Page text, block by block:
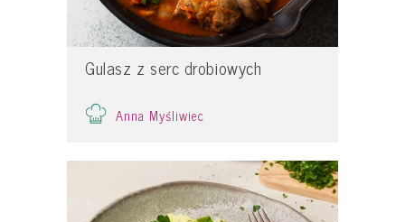
Gulasz z serc drobiowych
Anna Myśliwiec